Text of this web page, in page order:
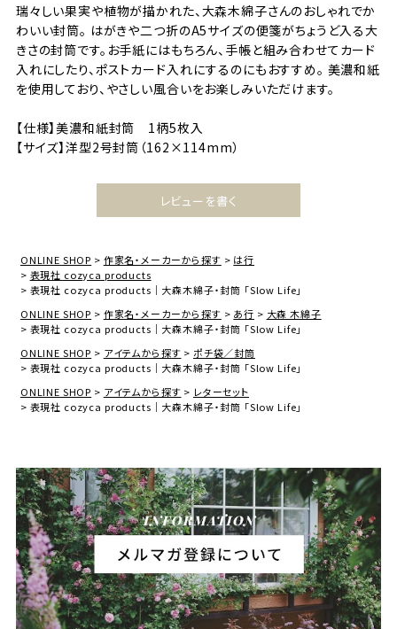
瑞々しい果実や植物が描かれた、大森木綿子さんのおしゃれでか
わいい封筒。 はがきや二つ折のA5サイズの便箋がちょうど入る大
きさの封筒です。お手紙にはもちろん、手帳と組み合わせてカード
入れにしたり、ポストカード入れにするのにもおすすめ。 美濃和紙
を使用しており、やさしい風合いをお楽しみいただけます。
【仕様】美濃和紙封筒 1柄5枚入
【サイズ】洋型2号封筒（162×114mm）
レビューを書く
ONLINE SHOP 作家名・メーカーから探す
は行
表現社 cozyca products
表現社 cozyca products｜大森木綿子・封筒 「Slow Life」
ONLINE SHOP
作家名・メーカーから探す あ行
大森 木綿子
表現社 cozyca products｜大森木綿子・封筒 「Slow Life」
ONLINE SHOP
アイテムから探す
ポチ袋／封筒
表現社 cozyca products｜大森木綿子・封筒 「Slow Life」
ONLINE SHOP
アイテムから探す
レターセット
表現社 cozyca products｜大森木綿子・封筒 「Slow Life」